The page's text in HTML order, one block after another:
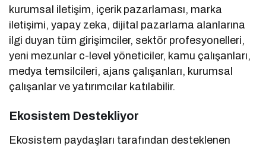
kurumsal iletişim, içerik pazarlaması, marka
iletişimi, yapay zeka, dijital pazarlama alanlarına
ilgi duyan tüm girişimciler, sektör profesyonelleri,
yeni mezunlar c-level yöneticiler, kamu çalışanları,
medya temsilcileri, ajans çalışanları, kurumsal
çalışanlar ve yatırımcılar katılabilir.
Ekosistem Destekliyor
Ekosistem paydaşları tarafından desteklenen